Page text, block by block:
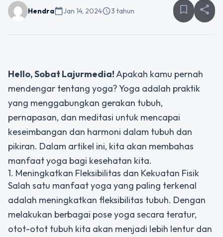
Hendracalendar_todayJan 14, 2024schedule3 tahun bookmark_border share
Hello, Sobat Lajurmedia!Apakah kamu pernah
mendengar tentang yoga? Yoga adalah praktik
yang menggabungkan gerakan tubuh,
pernapasan, dan meditasi untuk mencapai
keseimbangan dan harmoni dalam tubuh dan
pikiran. Dalam artikel ini, kita akan membahas
manfaat yoga bagi kesehatan kita.
1. Meningkatkan Fleksibilitas dan Kekuatan Fisik
Salah satu manfaat yoga yang paling terkenal
adalah meningkatkan fleksibilitas tubuh. Dengan
melakukan berbagai pose yoga secara teratur,
otot-otot tubuh kita akan menjadi lebih lentur dan